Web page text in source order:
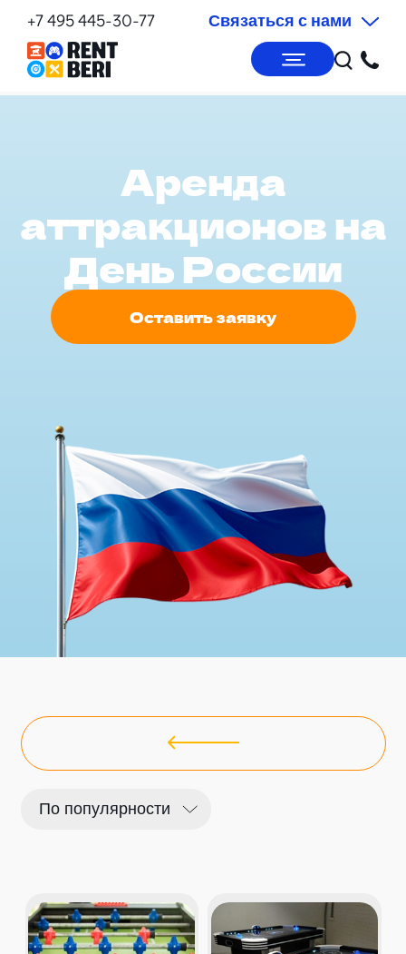
+7 495 445-30-77 Связаться с нами
Аренда
аттракционов на
День России
Оставить заявку